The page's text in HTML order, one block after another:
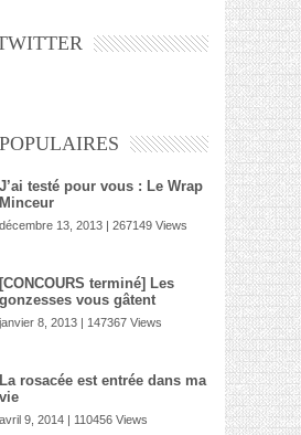
J’ai testé pour vous : Le Wrap
Minceur
décembre 13, 2013 | 267149 Views
[CONCOURS terminé] Les
gonzesses vous gâtent
janvier 8, 2013 | 147367 Views
La rosacée est entrée dans ma
vie
avril 9, 2014 | 110456 Views